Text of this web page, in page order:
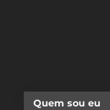
Quem sou eu